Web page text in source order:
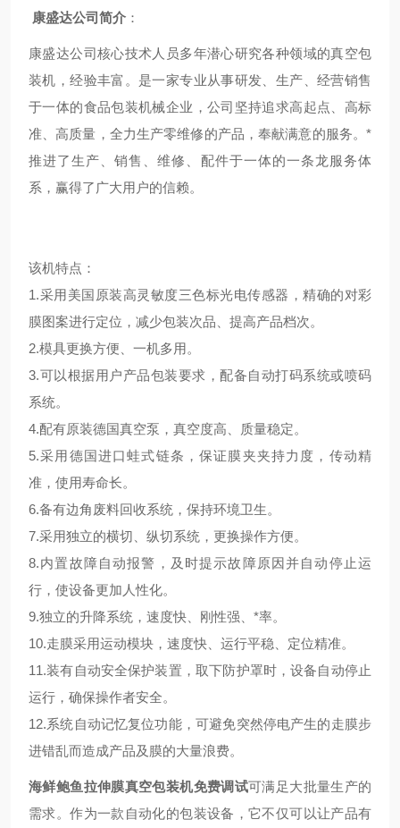
康盛达公司简介 ：
康盛达公司核心技术人员多年潜心研究各种领域的真空包
装机，经验丰富。是一家专业从事研发、生产、经营销售
于一体的食品包装机械企业，公司坚持追求高起点、高标
准、高质量，全力生产零维修的产品，奉献满意的服务。*
推进了生产、销售、维修、配件于一体的一条龙服务体
系，赢得了广大用户的信赖。
该机特点：
1.采用美国原装高灵敏度三色标光电传感器，精确的对彩
膜图案进行定位，减少包装次品、提高产品档次。
2.模具更换方便、一机多用。
3.可以根据用户产品包装要求，配备自动打码系统或喷码
系统。
4.配有原装德国真空泵，真空度高、质量稳定。
5.采用德国进口蛙式链条，保证膜夹夹持力度，传动精
准，使用寿命长。
6.备有边角废料回收系统，保持环境卫生。
7.采用独立的横切、纵切系统，更换操作方便。
8.内置故障自动报警，及时提示故障原因并自动停止运
行，使设备更加人性化。
9.独立的升降系统，速度快、刚性强、*率。
10.走膜采用运动模块，速度快、运行平稳、定位精准。
11.装有自动安全保护装置，取下防护罩时，设备自动停止
运行，确保操作者安全。
12.系统自动记忆复位功能，可避免突然停电产生的走膜步
进错乱而造成产品及膜的大量浪费。
海鲜鲍鱼拉伸膜真空包装机免费调试可满足大批量生产的
需求。作为一款自动化的包装设备，它不仅可以让产品有